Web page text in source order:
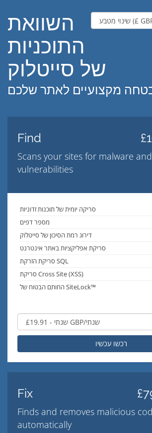
השוואת
התוכניות
של סייטלוק
מקצועיים לאתר שלכם
Find
Scans your sites for malware and
vulnerabilities
סריקה יומית של תוכנות זדוניות
מספר דפים
דירוג רמת הסיכון של סייטלוק
סריקת אפליקציות באתר אינטרנט
סריקת הזרקת SQL
סריקת Cross Site (XSS)
החותם הבטוח של SiteLock™
רכשו עכשיו
Fix
Finds and removes malicious
automatically